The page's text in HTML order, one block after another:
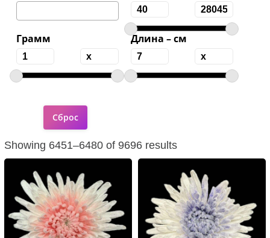
Грамм Длина – см
Showing 6451–6480 of 9696 results